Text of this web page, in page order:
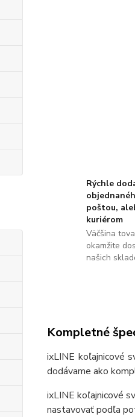
Rýchle
poštou,
kuriérom
Väčšina
okamžite
našich
Kompletné
ixLINE koľajnicové
dodávame ako
ixLINE koľajnicové
nastavovať podľa